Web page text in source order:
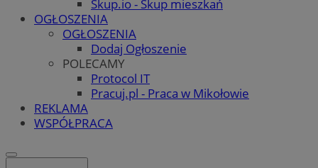
Skup.io - Skup mieszkań
OGŁOSZENIA
OGŁOSZENIA
Dodaj Ogłoszenie
POLECAMY
Protocol IT
Pracuj.pl - Praca w Mikołowie
REKLAMA
WSPÓŁPRACA